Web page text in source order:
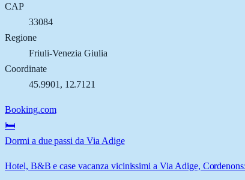
CAP
33084
Regione
Friuli-Venezia Giulia
Coordinate
45.9901 , 12.7121
Booking.com
🛏️
Dormi a due passi da Via Adige
Hotel, B&B e case vacanza vicinissimi a Via Adige,